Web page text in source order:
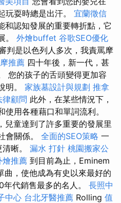
玩耍時總是出汗。 宜蘭徵信
和認知發展的重要轉折點，它
。 外燴buffet 谷歌SEO優化
判是以色列人多次，我責罵摩
推薦 四十年後，新一代，甚
您的孩子的舌頭變得更加容
明。 家族墓設計與規劃 推拿
律顧問 此外，在某些情況下，
用各種藉口和單詞流利。
兒童達到了許多重要的發展里
會關係。 全面的SEO策略 一
晰。 漏水 打針 桃園搬家公
燴推薦 到目前為止，Eminem
曲，使他成為有史以來最好的
代銷售最多的名人。 長照中
中心 台北牙醫推薦 Rolling 值